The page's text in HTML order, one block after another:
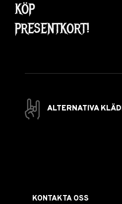
KÖP
PRESENTKORT!
ALTERNATIVA
KONTAKTA OSS